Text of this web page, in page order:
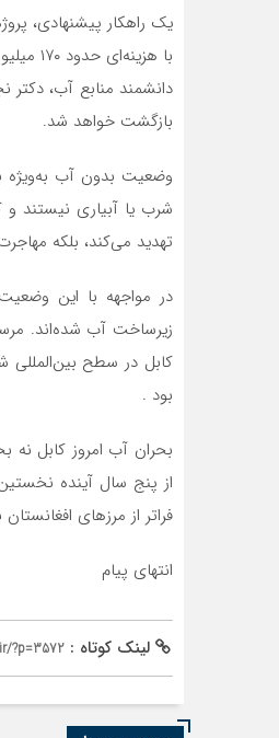
یک راهکار پیشنهادی،
با
دانشمند منابع آب، دکتر
بازگشت خواهد شد.
وضعیت بدون آب به‌ویژه
شرب یا آبیاری نیستند و
تهدید می‌کند، بلکه
در مواجهه با این
زیرساخت آب شده‌اند.
کابل در سطح بین‌المللی
بود .
بحران آب امروز کابل نه
از پنج سال آینده
فراتر از مرزهای
انتهای پیام
لینک کوتاه : ?p=3572